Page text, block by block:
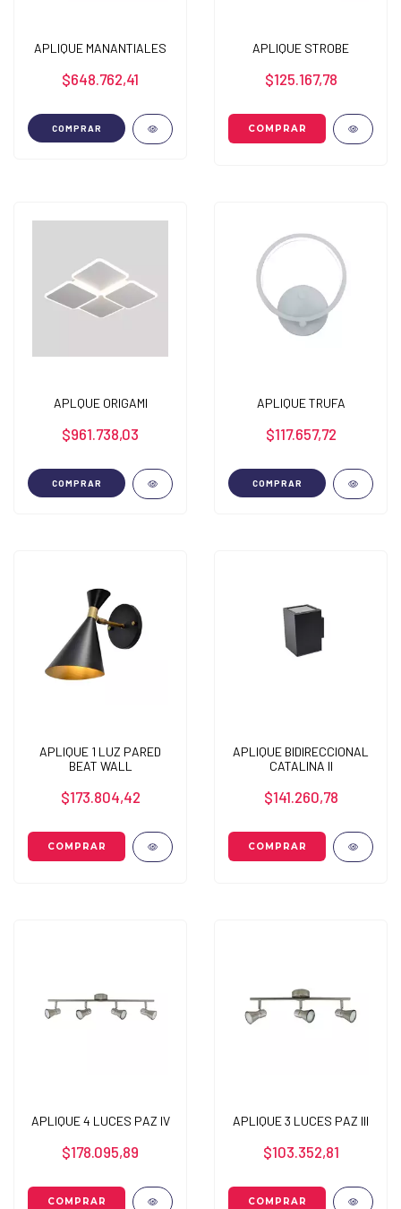
APLIQUE MANANTIALES
$648.762,41
COMPRAR
APLIQUE STROBE
$125.167,78
APLQUE ORIGAMI
$961.738,03
COMPRAR
APLIQUE TRUFA
$117.657,72
COMPRAR
APLIQUE 1 LUZ PARED
BEAT WALL
$173.804,42
APLIQUE BIDIRECCIONAL
CATALINA II
$141.260,78
APLIQUE 4 LUCES PAZ IV
$178.095,89
APLIQUE 3 LUCES PAZ III
$103.352,81